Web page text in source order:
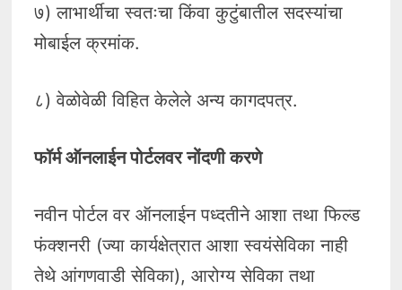
७) लाभार्थीचा स्वतःचा किंवा कुटुंबातील सदस्यांचा
मोबाईल क्रमांक.
८) वेळोवेळी विहित केलेले अन्य कागदपत्र.
फॉर्म ऑनलाईन पोर्टलवर नोंदणी करणे
नवीन पोर्टल वर ऑनलाईन पध्दतीने आशा तथा फिल्ड
फंक्शनरी (ज्या कार्यक्षेत्रात आशा स्वयंसेविका नाही
तेथे आंगणवाडी सेविका), आरोग्य सेविका तथा